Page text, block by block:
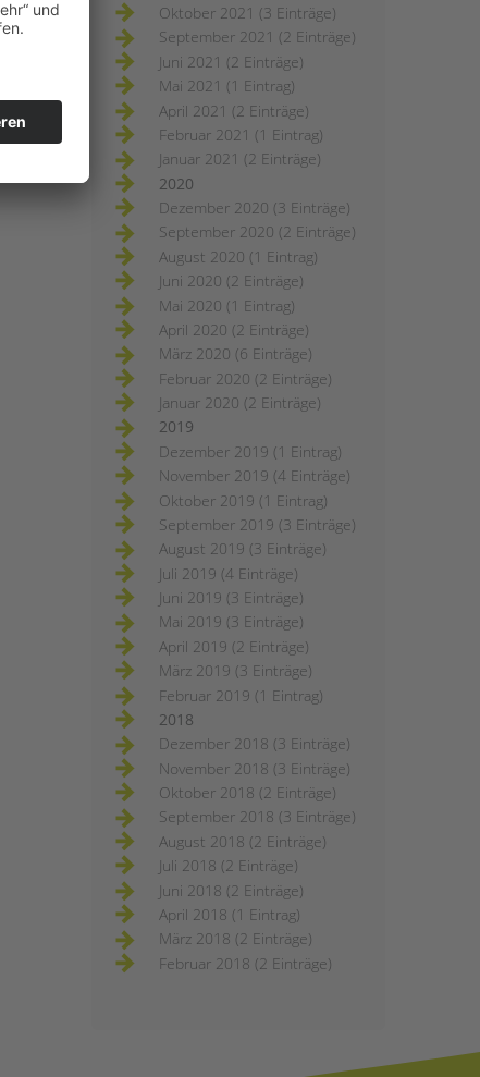
Oktober 2021 (3 Einträge)
September 2021 (2 Einträge)
Juni 2021 (2 Einträge)
Mai 2021 (1 Eintrag)
April 2021 (2 Einträge)
Februar 2021 (1 Eintrag)
Januar 2021 (2 Einträge)
2020
Dezember 2020 (3 Einträge)
September 2020 (2 Einträge)
August 2020 (1 Eintrag)
Juni 2020 (2 Einträge)
Mai 2020 (1 Eintrag)
April 2020 (2 Einträge)
März 2020 (6 Einträge)
Februar 2020 (2 Einträge)
Januar 2020 (2 Einträge)
2019
Dezember 2019 (1 Eintrag)
November 2019 (4 Einträge)
Oktober 2019 (1 Eintrag)
September 2019 (3 Einträge)
August 2019 (3 Einträge)
Juli 2019 (4 Einträge)
Juni 2019 (3 Einträge)
Mai 2019 (3 Einträge)
April 2019 (2 Einträge)
März 2019 (3 Einträge)
Februar 2019 (1 Eintrag)
2018
Dezember 2018 (3 Einträge)
November 2018 (3 Einträge)
Oktober 2018 (2 Einträge)
September 2018 (3 Einträge)
August 2018 (2 Einträge)
Juli 2018 (2 Einträge)
Juni 2018 (2 Einträge)
April 2018 (1 Eintrag)
März 2018 (2 Einträge)
Februar 2018 (2 Einträge)